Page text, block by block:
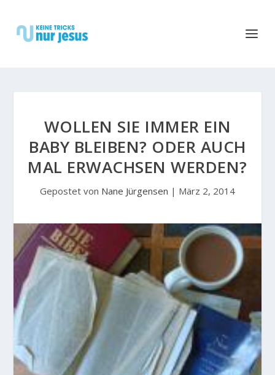
WOLLEN SIE IMMER EIN
BABY BLEIBEN? ODER AUCH
MAL ERWACHSEN WERDEN?
Gepostet von Nane Jürgensen | März 2, 2014